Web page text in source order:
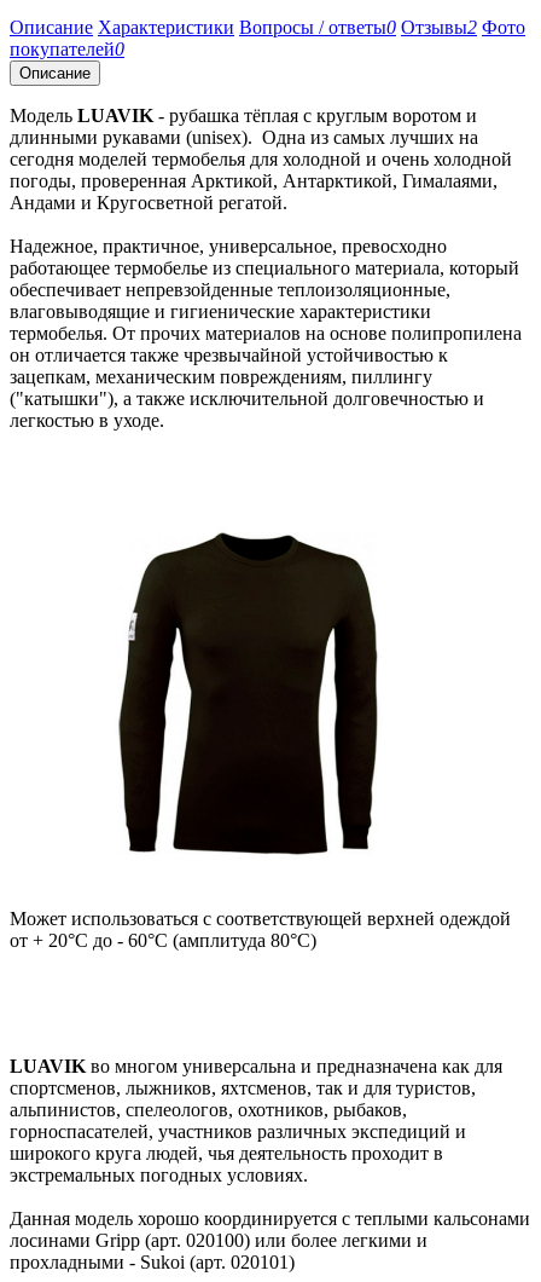
Описание Характеристики Вопросы / ответы0 Отзывы2 Фото
покупателей0
Описание
Модель LUAVIK - рубашка тёплая с круглым воротом и
длинными рукавами (unisex). Одна из самых лучших на
сегодня моделей термобелья для холодной и очень холодной
погоды, проверенная Арктикой, Антарктикой, Гималаями,
Андами и Кругосветной регатой.
Надежное, практичное, универсальное, превосходно
работающее термобелье из специального материала, который
обеспечивает непревзойденные теплоизоляционные,
влаговыводящие и гигиенические характеристики
термобелья. От прочих материалов на основе полипропилена
он отличается также чрезвычайной устойчивостью к
зацепкам, механическим повреждениям, пиллингу
("катышки"), а также исключительной долговечностью и
легкостью в уходе.
Может использоваться с соответствующей верхней одеждой
от + 20°С до - 60°С (амплитуда 80°С)
LUAVIK во многом универсальна и предназначена как для
спортсменов, лыжников, яхтсменов, так и для туристов,
альпинистов, спелеологов, охотников, рыбаков,
горноспасателей, участников различных экспедиций и
широкого круга людей, чья деятельность проходит в
экстремальных погодных условиях.
Данная модель хорошо координируется с теплыми кальсонами
лосинами Gripp (арт. 020100) или более легкими и
прохладными - Sukoi (арт. 020101)